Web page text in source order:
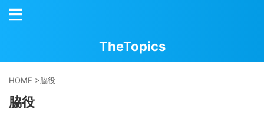
TheTopics
HOME >脇役
脇役